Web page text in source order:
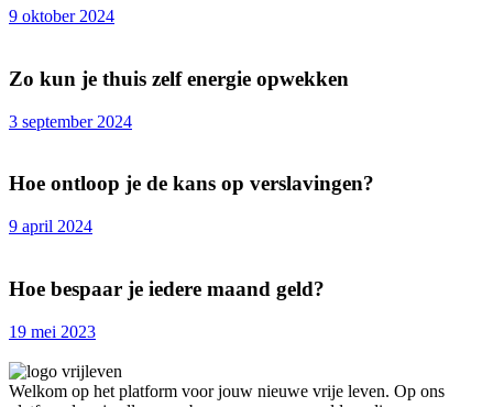
9 oktober 2024
Zo kun je thuis zelf energie opwekken
3 september 2024
Hoe ontloop je de kans op verslavingen?
9 april 2024
Hoe bespaar je iedere maand geld?
19 mei 2023
Welkom op het platform voor jouw nieuwe vrije leven. Op ons